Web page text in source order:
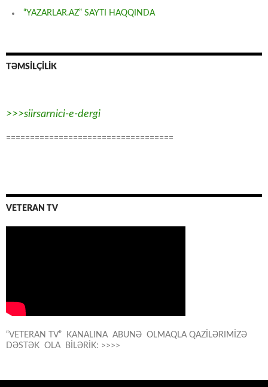
“YAZARLAR.AZ” SAYTI HAQQINDA
TƏMSİLÇİLİK
>>>siirsarnici-e-dergi
===================================
VETERAN TV
“VETERAN TV” KANALINA ABUNƏ OLMAQLA QAZİLƏRIMİZƏ
DƏSTƏK OLA BİLƏRİK: >>>>